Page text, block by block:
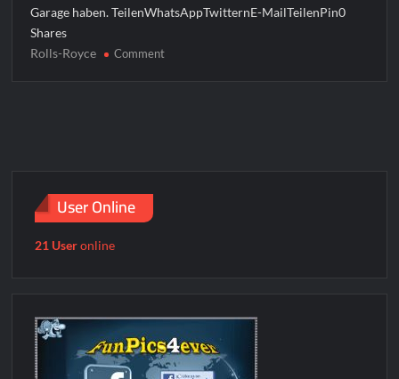
Garage haben. TeilenWhatsAppTwitternE-MailTeilenPin0
Shares
Rolls-Royce
Commenton
User Online
21 Useronline